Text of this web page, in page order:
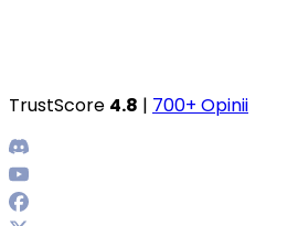
TrustScore 4.8 | 700+ Opinii